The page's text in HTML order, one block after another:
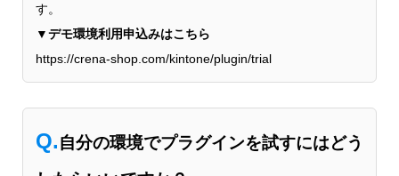
す。
▼デモ環境利用申込みはこちら
https://crena-shop.com/kintone/plugin/trial
Q.自分の環境でプラグインを試すにはどう